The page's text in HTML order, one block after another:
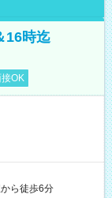
16時迄
OK
ら徒歩6分